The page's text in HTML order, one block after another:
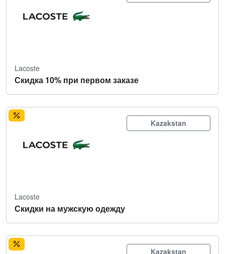
Lacoste
Скидка 10% при первом заказе
Kazakstan
Lacoste
Скидки на мужскую одежду
Kazakstan